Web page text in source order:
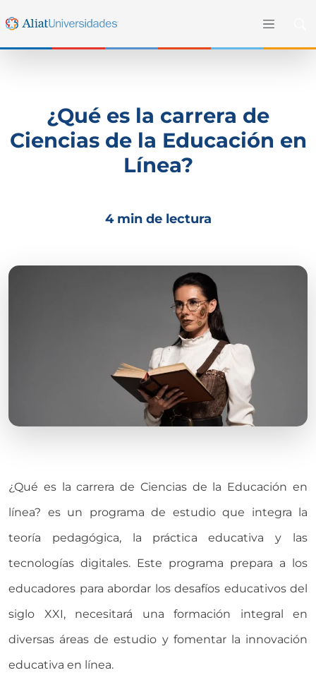
¿Qué es la carrera de
Ciencias de la Educación en
Línea?
4 min de lectura
¿Qué es la carrera de Ciencias de la Educación en
línea? es un programa de estudio que integra la
teoría pedagógica, la práctica educativa y las
tecnologías digitales. Este programa prepara a los
educadores para abordar los desafíos educativos del
siglo XXI, necesitará una formación integral en
diversas áreas de estudio y fomentar la innovación
educativa en línea.